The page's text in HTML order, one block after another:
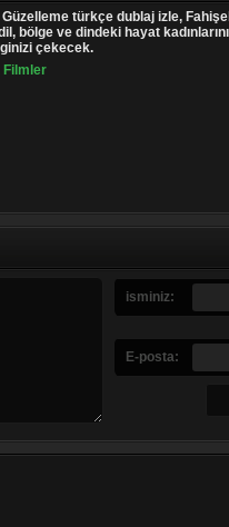
türkçe dublaj izle,
bölge ve dindeki hayat
çekecek.
Filmler
isminiz:
E-posta: